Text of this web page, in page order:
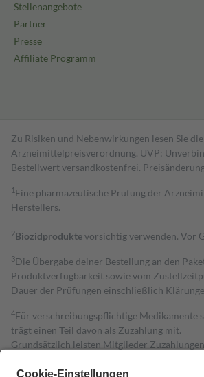
Stellenangebote
Partner
Presse
Affiliate Programm
Zu Risiken und Nebenwirkungen lesen Sie
Arzneimittelpreisverordnung. UVP:
Bestell­wert versand­kosten­frei.
1 Eine pharmazeutische Prüfung der
Herstellers.
2Biozidproduktevorsichtig verwenden. Vor
3Die Übergabe deiner Bestellung an den
Produktverfügbarkeit sowie vom
Dauer der Prüfungen einschließlich
4Für verschreibungspflichtige Medikamente
trägt einen Teil davon als Zuzahlung mit.
Grundsätzlich leisten Mitglieder
Diese Regeln gelten grundsätzlich auch für